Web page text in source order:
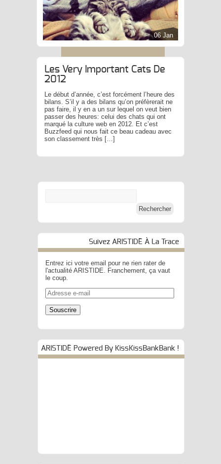
06 Jan
Les Very Important Cats De
2012
Le début d’année, c’est forcément l’heure des
bilans. S’il y a des bilans qu’on préfèrerait ne
pas faire, il y en a un sur lequel on veut bien
passer des heures: celui des chats qui ont
marqué la culture web en 2012. Et c’est
Buzzfeed qui nous fait ce beau cadeau avec
son classement très […]
Suivez ARISTIDE À La Trace
Entrez ici votre email pour ne rien rater de
l'actualité ARISTIDE. Franchement, ça vaut
le coup.
Adresse
e-
mail
Souscrire
ARISTIDE Powered By KissKissBankBank !